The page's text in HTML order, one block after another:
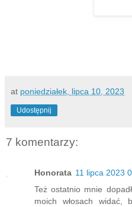
at poniedziałek, lipca 10, 2023
Udostępnij
7 komentarzy:
Honorata 11 lipca 2023
Też ostatnio mnie
moich włosach